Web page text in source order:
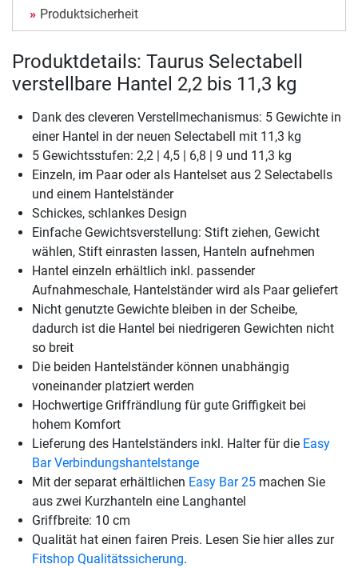
Produktsicherheit
Produktdetails: Taurus Selectabell
verstellbare Hantel 2,2 bis 11,3 kg
Dank des cleveren Verstellmechanismus: 5 Gewichte in
einer Hantel in der neuen Selectabell mit 11,3 kg
5 Gewichtsstufen: 2,2 | 4,5 | 6,8 | 9 und 11,3 kg
Einzeln, im Paar oder als Hantelset aus 2 Selectabells
und einem Hantelständer
Schickes, schlankes Design
Einfache Gewichtsverstellung: Stift ziehen, Gewicht
wählen, Stift einrasten lassen, Hanteln aufnehmen
Hantel einzeln erhältlich inkl. passender
Aufnahmeschale, Hantelständer wird als Paar geliefert
Nicht genutzte Gewichte bleiben in der Scheibe,
dadurch ist die Hantel bei niedrigeren Gewichten nicht
so breit
Die beiden Hantelständer können unabhängig
voneinander platziert werden
Hochwertige Griffrändlung für gute Griffigkeit bei
hohem Komfort
Lieferung des Hantelständers inkl. Halter für die Easy
Bar Verbindungshantelstange
Mit der separat erhältlichen Easy Bar 25 machen Sie
aus zwei Kurzhanteln eine Langhantel
Griffbreite: 10 cm
Qualität hat einen fairen Preis. Lesen Sie hier alles zur
Fitshop Qualitätssicherung.